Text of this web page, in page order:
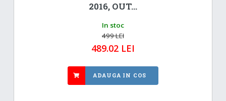
2016, OUT...
In stoc
499 LEI
489.02 LEI
ADAUGA IN COS